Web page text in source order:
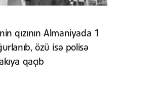
qızının Almaniyada 1
özü isə polisə
qaçıb